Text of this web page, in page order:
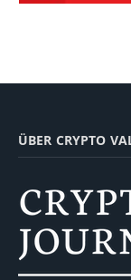
ÜBER CRYPTO